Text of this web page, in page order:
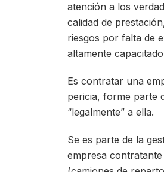
atención a los
calidad de
riesgos por falta de
altamente
Es contratar una
pericia, forme parte
“legalmente” a ella.
Se es parte de la
empresa